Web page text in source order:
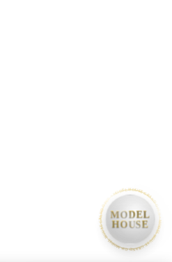
• MODEL HOUSE GRAND OPEN • MODEL HOUSE GRAND OPEN • MODEL HOUSE GRAND OPEN •
MODEL
HOUSE